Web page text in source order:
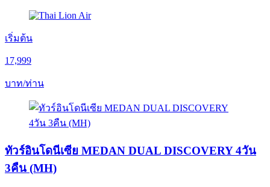
เริ่มต้น
17,999
บาท/ท่าน
ทัวร์อินโดนีเซีย MEDAN DUAL DISCOVERY 4วัน
3คืน (MH)